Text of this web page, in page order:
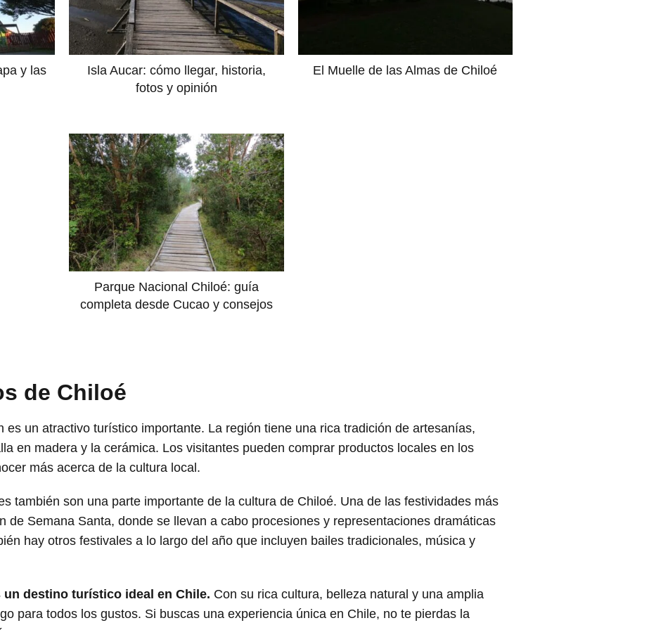
y las
Isla Aucar: cómo llegar, historia,
fotos y opinión
El Muelle de las Almas de Chiloé
Parque Nacional Chiloé: guía
completa desde Cucao y consejos
de Chiloé
es un atractivo turístico importante. La región tiene una rica tradición de artesanías,
en madera y la cerámica. Los visitantes pueden comprar productos locales en los
más acerca de la cultura local.
también son una parte importante de la cultura de Chiloé. Una de las festividades más
de Semana Santa, donde se llevan a cabo procesiones y representaciones dramáticas
hay otros festivales a lo largo del año que incluyen bailes tradicionales, música y
un destino turístico ideal en Chile. Con su rica cultura, belleza natural y una amplia
para todos los gustos. Si buscas una experiencia única en Chile, no te pierdas la